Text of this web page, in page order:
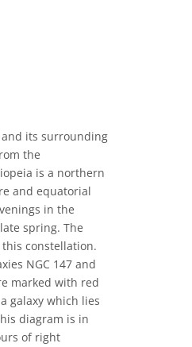
图标
its surrounding
the
is a northern
and equatorial
in the
spring. The
this constellation.
NGC 147 and
marked with red
galaxy which lies
diagram is in
of right